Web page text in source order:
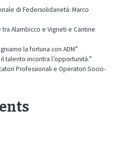
di Federsolidarietà: Marco
Alambicco e Vigneti e Cantine
la fortuna con ADM”
talento incontra l’opportunità.”
Professionali e Operatori Socio-